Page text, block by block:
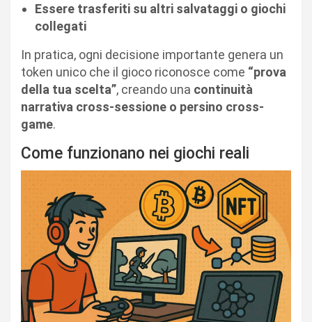
Essere trasferiti su altri salvataggi o giochi
collegati
In pratica, ogni decisione importante genera un
token unico che il gioco riconosce come “prova
della tua scelta”, creando una continuità
narrativa cross-sessione o persino cross-
game.
Come funzionano nei giochi reali